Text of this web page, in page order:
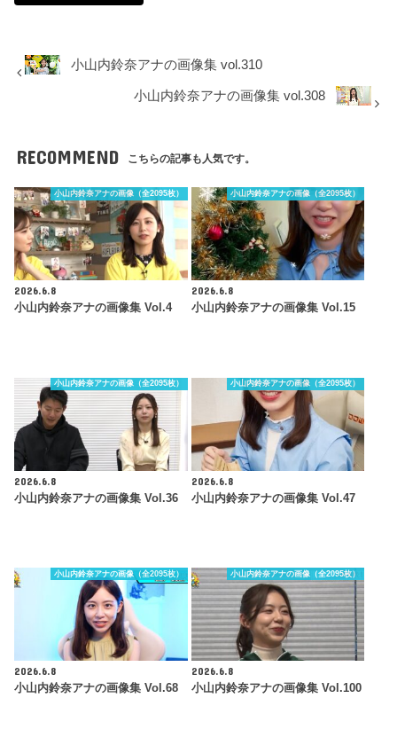
小山内鈴奈アナの画像集 vol.310
小山内鈴奈アナの画像集 vol.308
RECOMMEND こちらの記事も人気です。
小山内鈴奈アナの画像（全2095枚）
2026.6.8
小山内鈴奈アナの画像集 Vol.4
小山内鈴奈アナの画像（全2095枚）
2026.6.8
小山内鈴奈アナの画像集 Vol.15
小山内鈴奈アナの画像（全2095枚）
2026.6.8
小山内鈴奈アナの画像集 Vol.36
小山内鈴奈アナの画像（全2095枚）
2026.6.8
小山内鈴奈アナの画像集 Vol.47
小山内鈴奈アナの画像（全2095枚）
2026.6.8
小山内鈴奈アナの画像集 Vol.68
小山内鈴奈アナの画像（全2095枚）
2026.6.8
小山内鈴奈アナの画像集 Vol.100